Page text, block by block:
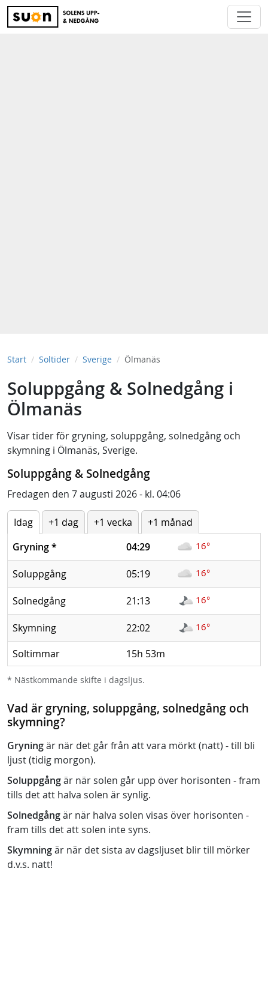
Start Soltider Sverige Ölmanäs
Soluppgång & Solnedgång i
Ölmanäs
Visar tider för gryning, soluppgång, solnedgång och
skymning i Ölmanäs, Sverige.
Soluppgång & Solnedgång
Fredagen den 7 augusti 2026 - kl. 04:06
Idag +1 dag +1 vecka
+1 månad
Gryning* 04:29 16°
Soluppgång 05:19 16°
Solnedgång 21:13 16°
Skymning 22:02 16°
Soltimmar 15h 53m
* Nästkommande skifte i dagsljus.
Vad är gryning, soluppgång, solnedgång och
skymning?
Gryningär när det går från att vara mörkt (natt) - till bli
ljust (tidig morgon).
Soluppgångär när solen går upp över horisonten - fram
tills det att halva solen är synlig.
Solnedgångär när halva solen visas över horisonten -
fram tills det att solen inte syns.
Skymningär när det sista av dagsljuset blir till mörker
d.v.s. natt!